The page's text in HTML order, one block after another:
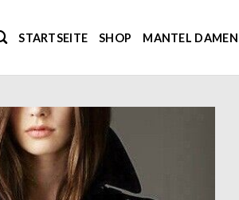
STARTSEITE SHOP MANTEL DAMEN